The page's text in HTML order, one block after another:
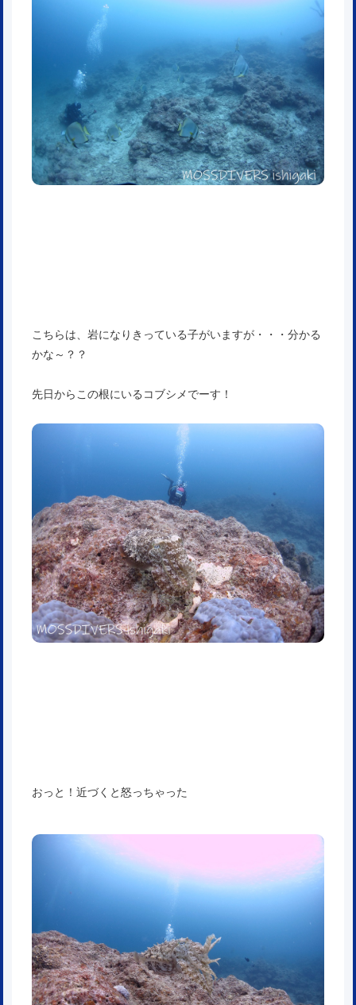
こちらは、岩になりきっている子がいますが・・・分かる
かな～？？
先日からこの根にいるコブシメでーす！
おっと！近づくと怒っちゃった